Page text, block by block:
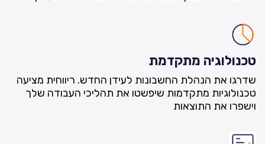
טכנולוגיה מתקדמת
שדרגו את הנהלת החשבונות לעידן החדש. ריווחית מציעה
טכנולוגיות מתקדמות שיפשטו את תהליכי העבודה שלך
וישפרו את התוצאות